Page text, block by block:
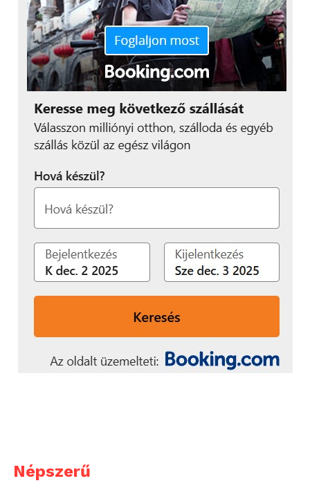
helyezett: a barcsi Széchenyi Ferenc
Gimnázium csapata. Filmük címe: A
Pletyka.
Csapattagok: Boós Gergő, Barócsai
Népszerű